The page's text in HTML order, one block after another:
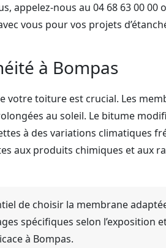
appelez-nous au 04 68 63 00
vous pour vos projets
à Bompas
votre toiture est crucial. Les
au soleil. Le bitume
à des variations climatiques
aux produits chimiques et aux
de choisir la membrane
spécifiques selon
à Bompas.